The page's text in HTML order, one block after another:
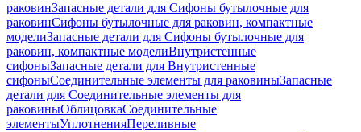
раковинЗапасные детали для Сифоны бутылочные для
раковинСифоны бутылочные для раковин, компактные
моделиЗапасные детали для Сифоны бутылочные для
раковин, компактные моделиВнутристенные
сифоныЗапасные детали для Внутристенные
сифоныСоединительные элементы для раковиныЗапасные
детали для Соединительные элементы для
раковиныОблицовкаСоединительные
элементыУплотненияПереливные